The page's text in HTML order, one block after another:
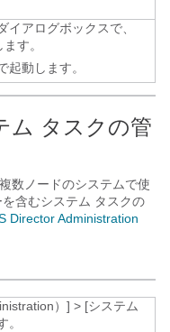
イアログボックスで、
す。
起動します。
ム タスクの管
数ノードのシステムで使
含むシステム タスクの
Director Administration
）] > [システム
。